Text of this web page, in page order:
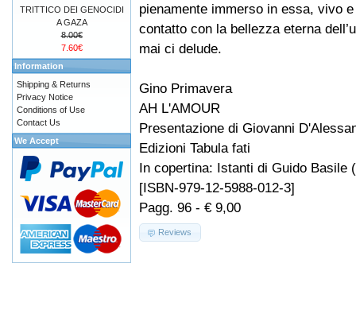
pienamente immerso in essa, vivo
contatto con la bellezza eterna
mai ci delude.
Gino Primavera
AH L'AMOUR
Presentazione di Giovanni
Edizioni Tabula fati
In copertina: Istanti di Guido Basile
[ISBN-979-12-5988-012-3]
Pagg. 96 - € 9,00
Reviews
TRITTICO DEI GENOCIDI
A GAZA
8.00€
7.60€
Information
Shipping & Returns
Privacy Notice
Conditions of Use
Contact Us
We Accept